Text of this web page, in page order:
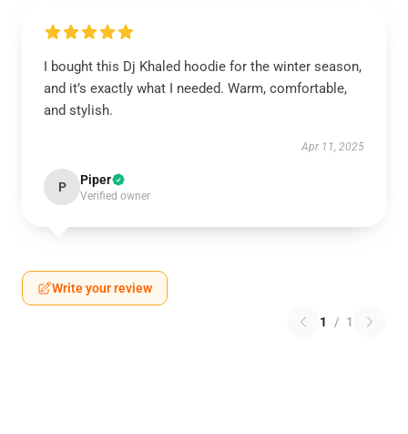
I bought this Dj Khaled hoodie for the winter season,
and it’s exactly what I needed. Warm, comfortable,
and stylish.
Apr 11, 2025
P Piper
Verified owner
Write your review
1 / 1